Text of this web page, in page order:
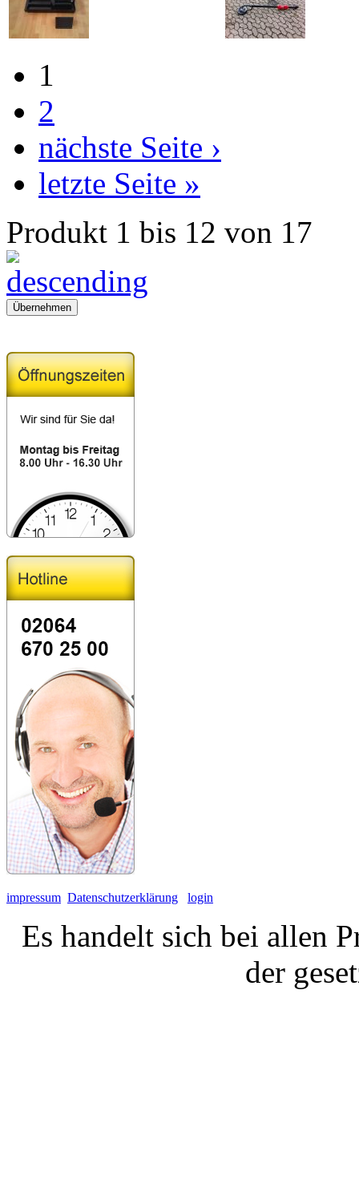
1
2
nächste Seite ›
letzte Seite »
Produkt 1 bis 12 von 17
impressum Datenschutzerklärung login
Es handelt sich bei allen
der